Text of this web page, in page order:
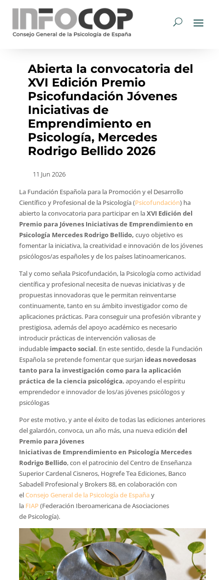
Abierta la convocatoria del
XVI Edición Premio
Psicofundación Jóvenes
Iniciativas de
Emprendimiento en
Psicología, Mercedes
Rodrigo Bellido 2026
11 Jun 2026
La Fundación Española para la Promoción y el Desarrollo
Científico y Profesional de la Psicología (Psicofundación) ha
abierto la convocatoria para participar en laXVI Edición del
Premio para Jóvenes Iniciativas de Emprendimiento en
Psicología Mercedes Rodrigo Bellido, cuyo objetivo es
fomentar la iniciativa, la creatividad e innovación de los jóvenes
psicólogos/as españoles y de los países latinoamericanos.
Tal y como señala Psicofundación, la Psicología como actividad
científica y profesional necesita de nuevas iniciativas y de
propuestas innovadoras que le permitan reinventarse
continuamente, tanto en su ámbito investigador como de
aplicaciones prácticas. Para conseguir una profesión vibrante y
prestigiosa, además del apoyo académico es necesario
introducir prácticas de intervención valiosas de
indudable impacto social. En este sentido, desde la Fundación
Española se pretende fomentar que surjan ideas novedosas
tanto para la investigación como para la aplicación
práctica de la ciencia psicológica, apoyando el espíritu
emprendedor e innovador de los/as jóvenes psicólogos y
psicólogas
Por este motivo, y ante el éxito de todas las ediciones anteriores
del galardón, convoca, un año más, una nueva edición del
Premio para Jóvenes
Iniciativas de Emprendimiento en Psicología Mercedes
Rodrigo Bellido, con el patrocinio del Centro de Enseñanza
Superior Cardenal Cisneros, Hogrefe Tea Ediciones, Banco
Sabadell Profesional y Brokers 88, en colaboración con
elConsejo General de la Psicología de Españay
la FIAP(Federación Iberoamericana de Asociaciones
de Psicología).